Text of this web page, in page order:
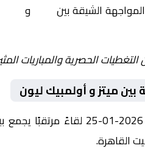
الشيقة بين و
التغطيات الحصرية والمباريات
ميتز و أولمبيك ليون
يستضيف اليوم 2026-